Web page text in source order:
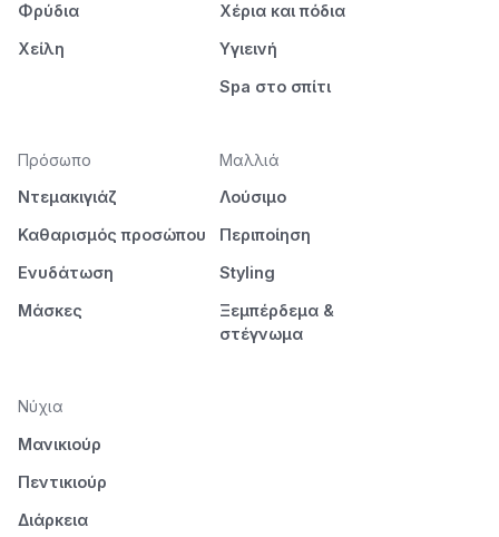
Φρύδια
Χείλη
Χέρια και πόδια
Υγιεινή
Spa στο σπίτι
Πρόσωπο
Ντεμακιγιάζ
Καθαρισμός προσώπου
Ενυδάτωση
Μάσκες
Μαλλιά
Λούσιμο
Περιποίηση
Styling
Ξεμπέρδεμα &
στέγνωμα
Νύχια
Μανικιούρ
Πεντικιούρ
Διάρκεια